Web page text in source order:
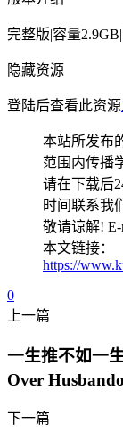
完整版|容量
隐藏资源
登陆后查看此资源
本站所发布
范围内传播
请在下载后
时间联系我
敬请谅解! E-
本文链接：
https://
0
上一篇
一生推不如一
Over
下一篇